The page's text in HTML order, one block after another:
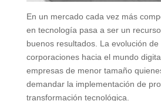
En un mercado cada vez más
en tecnología pasa a ser un
buenos resultados. La evolución de
corporaciones hacia el mundo
empresas de menor tamaño
demandar la implementación de
transformación tecnológica.